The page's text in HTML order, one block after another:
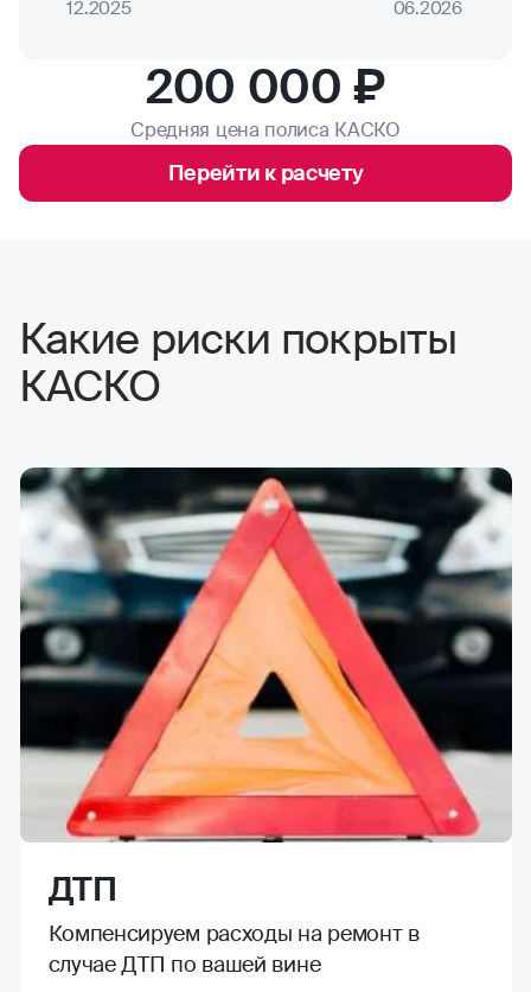
12.2025 06.2026
200 000 ₽
Средняя цена полиса КАСКО
Перейти к расчету
Какие риски покрыты
КАСКО
ДТП
Компенсируем расходы на ремонт в
случае ДТП по вашей вине